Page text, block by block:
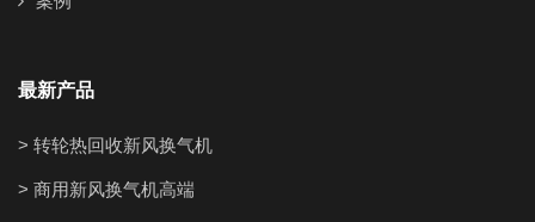
最新产品
> 转轮热回收新风换气机
> 商用新风换气机高端